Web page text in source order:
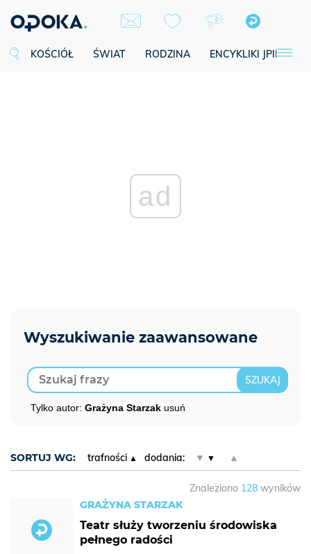
KOŚCIÓŁ ŚWIAT RODZINA ENCYKLIKI JPII
ad
Tylko autor: Grażyna Starzak usuń
SORTUJ WG: trafności dodania: ▼ ▲
Znaleziono 128 wyników
GRAŻYNA STARZAK
Teatr służy tworzeniu środowiska
pełnego radości